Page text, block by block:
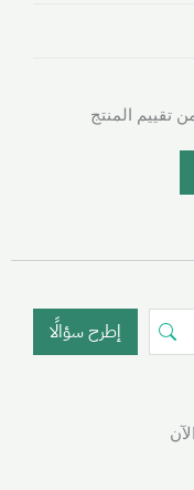
تقييم المنتج
إطرح سؤالًا